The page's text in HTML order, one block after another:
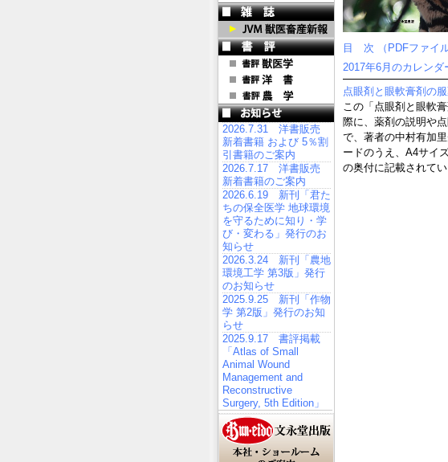
2026.7.31 洋書販売
新着書籍 および 5％割
引書籍のご案内
2026.7.17 洋書販売
新着書籍のご案内
2026.6.19 新刊「君た
ちの保全医学 地球環境
を守るために知り・学
び・変わる」発行のお
知らせ
2026.3.24 新刊「農地
環境工学 第3版」発行
のお知らせ
2025.9.25 新刊「作物
学 第2版」発行のお知
らせ
2025.9.17 書評掲載
「Atlas of Small
Animal Wound
Management and
Reconstructive
Surgery, 5th Edition」
目 次 （PDFファイル
2017年6月のカレンダ
点眼剤と眼軟膏剤の
この「点眼剤と眼軟
際に、薬剤の説明や
で、著者の中村有加
ードのうえ、A4サイ
の奥付に記載されてい